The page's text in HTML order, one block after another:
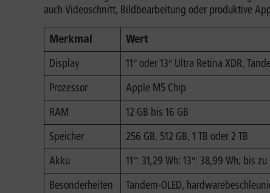
auch Videoschnitt, Bildbearbeitung oder produktive
Merkmal
Wert
Display
11″ oder 13″ Ultra Retina XDR,
Prozessor
Apple M5 Chip
RAM
12 GB bis 16 GB
Speicher
256 GB, 512 GB, 1 TB oder 2 TB
Akku
11″: 31,29 Wh; 13″: 38,99 Wh; bis
Besonderheiten
Tandem-OLED,